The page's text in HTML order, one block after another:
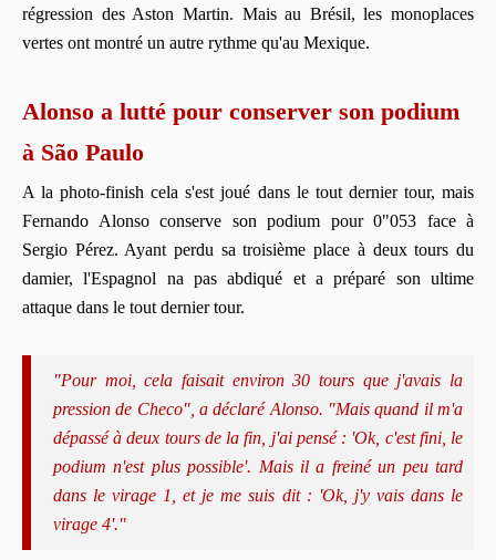
régression des Aston Martin. Mais au Brésil, les monoplaces
vertes ont montré un autre rythme qu'au Mexique.
Alonso a lutté pour conserver son podium
à São Paulo
A la photo-finish cela s'est joué dans le tout dernier tour, mais
Fernando Alonso conserve son podium pour 0"053 face à
Sergio Pérez. Ayant perdu sa troisième place à deux tours du
damier, l'Espagnol na pas abdiqué et a préparé son ultime
attaque dans le tout dernier tour.
"Pour moi, cela faisait environ 30 tours que j'avais la
pression de Checo", a déclaré Alonso. "Mais quand il m'a
dépassé à deux tours de la fin, j'ai pensé : 'Ok, c'est fini, le
podium n'est plus possible'. Mais il a freiné un peu tard
dans le virage 1, et je me suis dit : 'Ok, j'y vais dans le
virage 4'."